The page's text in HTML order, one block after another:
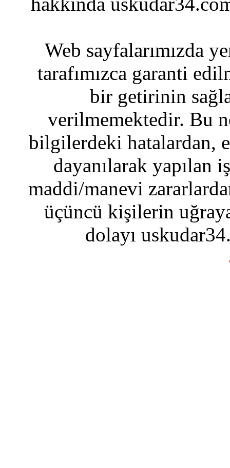
Web sayfalarımızda
tarafımızca garanti
bir getirinin
verilmemektedir. Bu
bilgilerdeki hatalardan,
dayanılarak yapılan
maddi/manevi
üçüncü kişilerin
dolayı